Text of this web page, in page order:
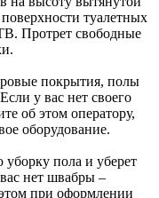
туалетных
Протрет свободные
покрытия, полы
у вас нет своего
об этом оператору,
оборудование.
пола и уберет
нет швабры –
при оформлении